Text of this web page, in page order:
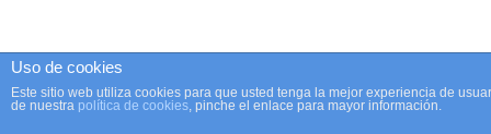
Uso de cookies
Este sitio web utiliza cookies para que usted tenga la mejor experiencia de
de nuestra política de cookies, pinche el enlace para mayor información.